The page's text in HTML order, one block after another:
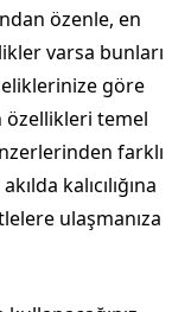
özenle, en
varsa bunları
göre
özellikleri temel
farklı
kalıcılığına
ulaşmanıza